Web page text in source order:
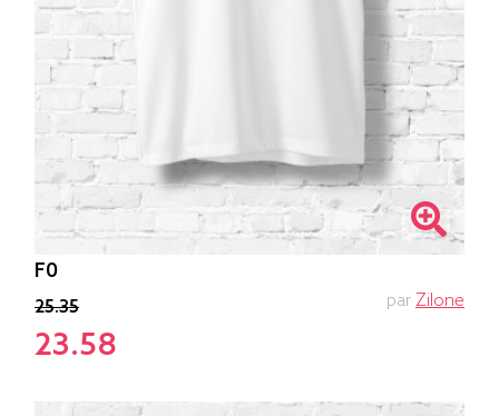
F0
25.35
23.58
par Zilone